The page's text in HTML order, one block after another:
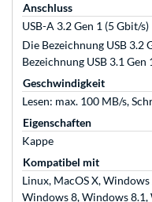
Anschluss
USB-A 3.2 Gen 1 (5 Gbit/s)
Die Bezeichnung USB
Bezeichnung USB 3.1 Gen
Geschwindigkeit
Lesen: max. 100 MB/s,
Eigenschaften
Kappe
Kompatibel mit
Linux, MacOS X,
Windows 8, Windows